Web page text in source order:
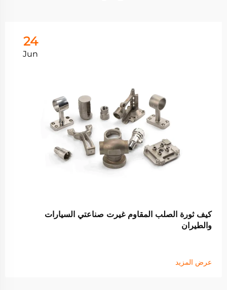
24
Jun
كيف ثورة الصلب المقاوم غيرت صناعتي السيارات
والطيران
عرض المزيد